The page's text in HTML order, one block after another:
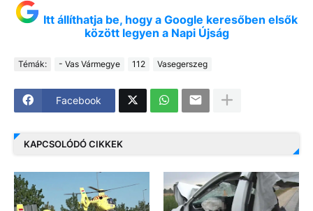
Itt állíthatja be, hogy a Google keresőben elsők
között legyen a Napi Újság
Témák: - Vas Vármegye 112 Vasegerszeg
Facebook
KAPCSOLÓDÓ CIKKEK